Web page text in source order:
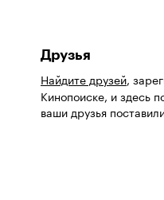
Друзья
Найдите друзей,
Кинопоиске, и здесь
ваши друзья